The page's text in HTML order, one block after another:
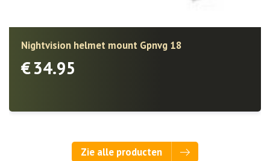
Nightvision helmet mount Gpnvg 18
€34.95
Zie alle producten